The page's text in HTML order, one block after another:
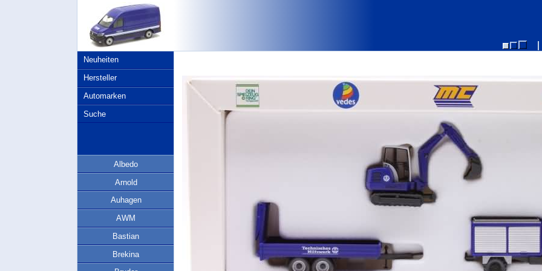
Neuheiten
Hersteller
Automarken
Suche
Albedo
Arnold
Auhagen
AWM
Bastian
Brekina